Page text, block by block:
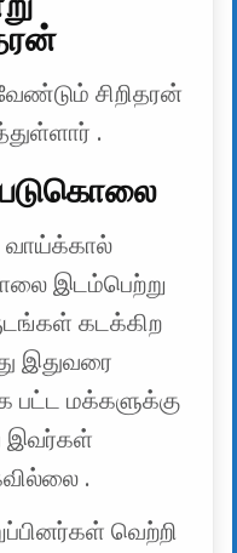
சிறிதரன்
.
வாய்க்கால்
இடம்பெற்று
கடக்கிற
இதுவரை
பட்ட மக்களுக்கு
இவர்கள்
.
வெற்றி